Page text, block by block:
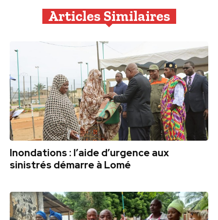
Articles Similaires
Inondations : l’aide d’urgence aux
sinistrés démarre à Lomé